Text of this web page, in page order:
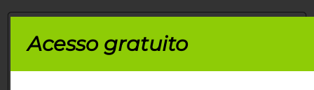
Acesso gratuito